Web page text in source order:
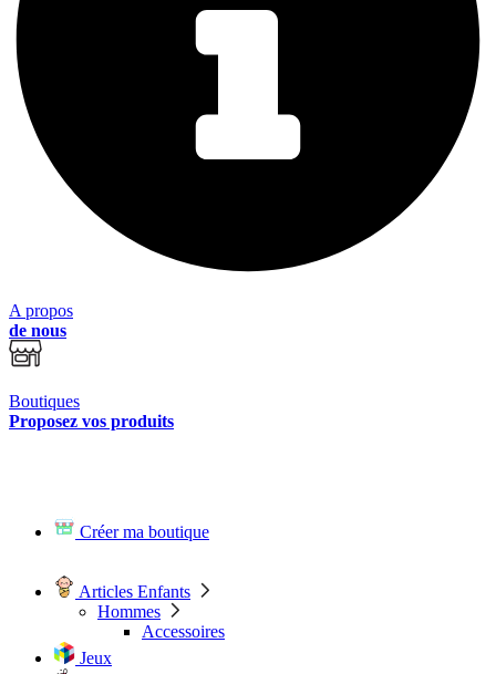
A propos
de nous
Boutiques
Proposez vos produits
Créer ma boutique
Articles Enfants
Hommes
Accessoires
Jeux